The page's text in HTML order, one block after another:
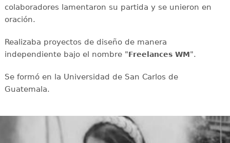
colaboradores lamentaron su partida y se unieron en
oración.
Realizaba proyectos de diseño de manera
independiente bajo el nombre "Freelances WM".
Se formó en la Universidad de San Carlos de
Guatemala.